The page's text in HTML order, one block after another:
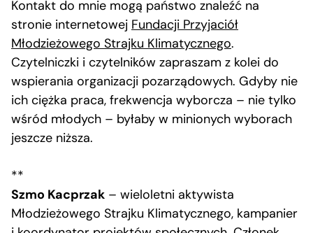
Kontakt do mnie mogą państwo znaleźć na
stronie internetowej Fundacji Przyjaciół
Młodzieżowego Strajku Klimatycznego.
Czytelniczki i czytelników zapraszam z kolei do
wspierania organizacji pozarządowych. Gdyby nie
ich ciężka praca, frekwencja wyborcza – nie tylko
wśród młodych – byłaby w minionych wyborach
jeszcze niższa.
**
Szmo Kacprzak – wieloletni aktywista
Młodzieżowego Strajku Klimatycznego, kampanier